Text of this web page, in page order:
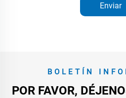
Enviar
BOLETÍN
POR FAVOR,